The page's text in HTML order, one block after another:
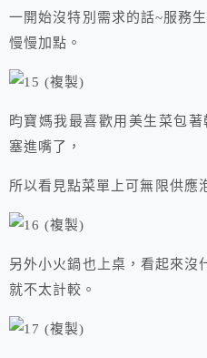
一開始沒特別需求的話~服務
慢慢加點。
昀寶媽我最喜歡用美生菜包
塞進嘴了，
所以看見點菜單上可無限供應
另外小火鍋也上桌，看起來沒
就不太計較。